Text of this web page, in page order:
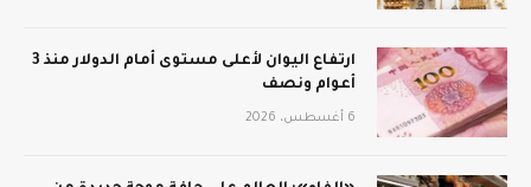
ارتفاع اليوان لأعلى مستوى أمام الدولار منذ 3
أعوام ونصف
6 أغسطس، 2026